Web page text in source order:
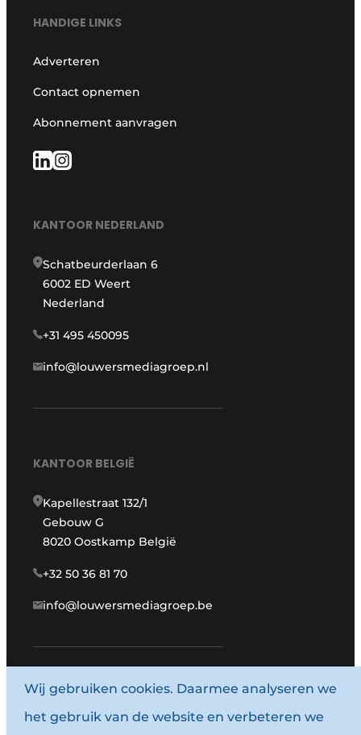
HANDIGE LINKS
Adverteren
Contact opnemen
Abonnement aanvragen
KANTOOR NEDERLAND
Schatbeurderlaan 6
6002 ED Weert
Nederland
+31 495 450095
info@louwersmediagroep.nl
KANTOOR BELGIË
Kapellestraat 132/1
Gebouw G
8020 Oostkamp België
+32 50 36 81 70
info@louwersmediagroep.be
www.louwersmediagroep.com
© 1987 - 2026 Louwersmediagroep.
Wij gebruiken cookies. Daarmee analyseren we
het gebruik van de website en verbeteren we